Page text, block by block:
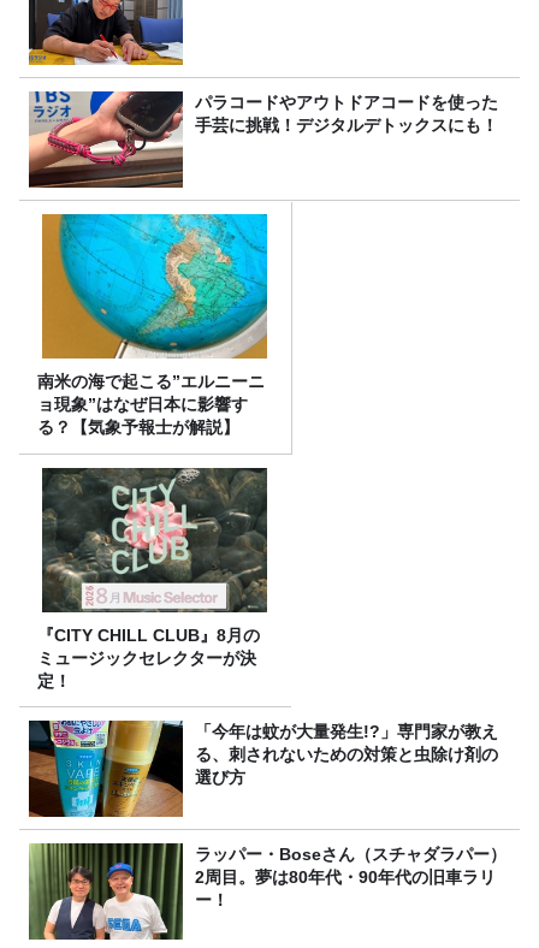
パラコードやアウトドアコードを使った
手芸に挑戦！デジタルデトックスにも！
南米の海で起こる”エルニーニ
ョ現象”はなぜ日本に影響す
る？【気象予報士が解説】
『CITY CHILL CLUB』8月の
ミュージックセレクターが決
定！
「今年は蚊が大量発生!?」専門家が教え
る、刺されないための対策と虫除け剤の
選び方
ラッパー・Boseさん（スチャダラパー）
2周目。夢は80年代・90年代の旧車ラリ
ー！